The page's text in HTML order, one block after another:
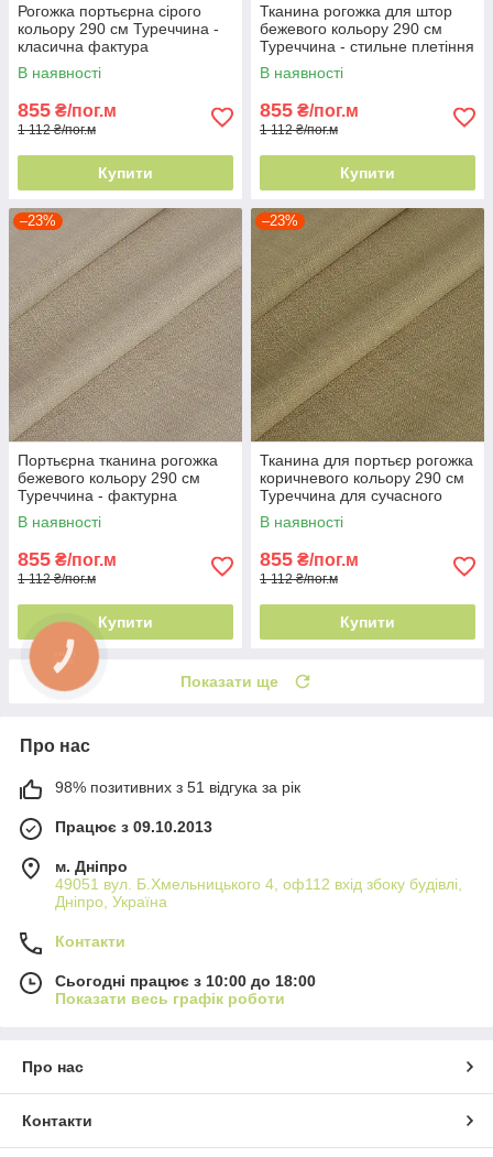
Рогожка портьєрна сірого
кольору 290 см Туреччина -
класична фактура
В наявності
855 ₴/пог.м
1 112 ₴/пог.м
Купити
Тканина рогожка для штор
бежевого кольору 290 см
Туреччина - стильне плетіння
ниток
В наявності
855 ₴/пог.м
1 112 ₴/пог.м
Купити
–23%
Портьєрна тканина рогожка
бежевого кольору 290 см
Туреччина - фактурна
поверхня
В наявності
855 ₴/пог.м
1 112 ₴/пог.м
Купити
–23%
Тканина для портьєр рогожка
коричневого кольору 290 см
Туреччина для сучасного
інтер'єру
В наявності
855 ₴/пог.м
1 112 ₴/пог.м
Купити
Показати ще
Про нас
98% позитивних з 51 відгука за рік
Працює з 09.10.2013
м. Дніпро
49051 вул. Б.Хмельницького 4, оф112 вхід збоку будівлі,
Дніпро, Україна
Контакти
Сьогодні працює з 10:00 до 18:00
Показати весь графік роботи
Про нас
Контакти